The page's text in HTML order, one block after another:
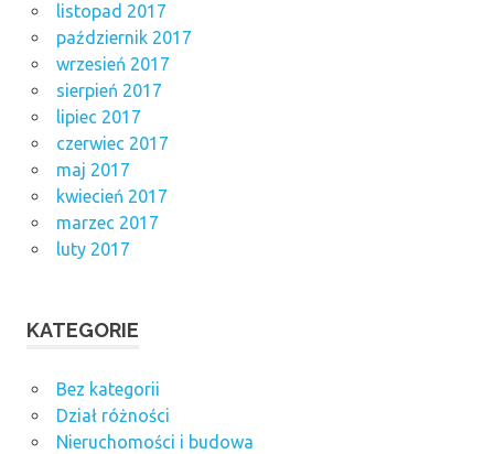
listopad 2017
październik 2017
wrzesień 2017
sierpień 2017
lipiec 2017
czerwiec 2017
maj 2017
kwiecień 2017
marzec 2017
luty 2017
KATEGORIE
Bez kategorii
Dział różności
Nieruchomości i budowa